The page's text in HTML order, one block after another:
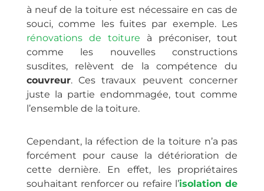
à neuf de la toiture est nécessaire en cas de
souci, comme les fuites par exemple. Les
rénovations de toiture à préconiser, tout
comme les nouvelles constructions
susdites, relèvent de la compétence du
couvreur. Ces travaux peuvent concerner
juste la partie endommagée, tout comme
l’ensemble de la toiture.
Cependant, la réfection de la toiture n’a pas
forcément pour cause la détérioration de
cette dernière. En effet, les propriétaires
souhaitant renforcer ou refaire l’isolation de